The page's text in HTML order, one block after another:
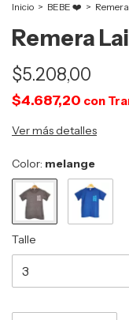
Inicio > BEBE ❤️ >
Remera
$5.208,00
$4.687,20 con
Ver más detalles
Color: melange
Talle